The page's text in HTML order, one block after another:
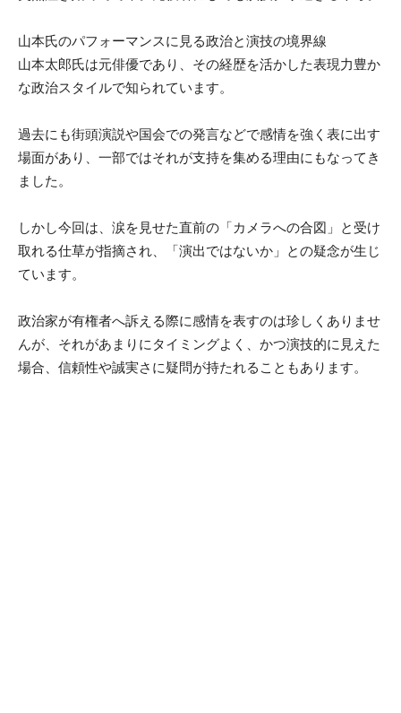
山本氏のパフォーマンスに見る政治と演技の境界線
山本太郎氏は元俳優であり、その経歴を活かした表現力豊か
な政治スタイルで知られています。
過去にも街頭演説や国会での発言などで感情を強く表に出す
場面があり、一部ではそれが支持を集める理由にもなってき
ました。
しかし今回は、涙を見せた直前の「カメラへの合図」と受け
取れる仕草が指摘され、「演出ではないか」との疑念が生じ
ています。
政治家が有権者へ訴える際に感情を表すのは珍しくありませ
んが、それがあまりにタイミングよく、かつ演技的に見えた
場合、信頼性や誠実さに疑問が持たれることもあります。